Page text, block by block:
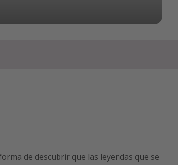
de descubrir que las leyendas que se